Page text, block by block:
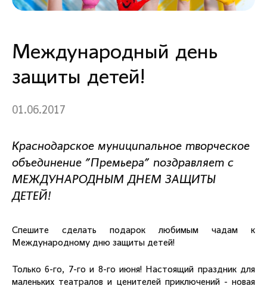
Международный день
защиты детей!
01.06.2017
Краснодарское муниципальное творческое
объединение "Премьера" поздравляет с
МЕЖДУНАРОДНЫМ ДНЕМ ЗАЩИТЫ
ДЕТЕЙ!
Спешите сделать подарок любимым чадам к
Международному дню защиты детей!
Только 6-го, 7-го и 8-го июня! Настоящий праздник для
маленьких театралов и ценителей приключений - новая